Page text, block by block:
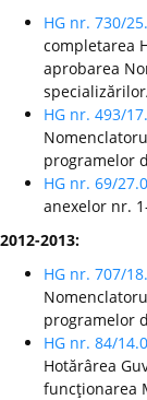
HG nr. 730/
completarea
aprobarea
HG nr. 493/
programelor
HG nr. 69/
anexelor nr.
2012-2013:
HG nr. 707/
programelor
HG nr. 84/
Hotărârea
funcţionarea